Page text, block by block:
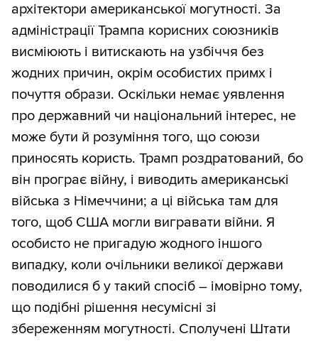
архітектори американської могутності. За
адміністрації Трампа корисних союзників
висміюють і витискають на узбіччя без
жодних причин, окрім особистих примх і
почуття образи. Оскільки немає уявлення
про державний чи національний інтерес, не
може бути й розуміння того, що союзи
приносять користь. Трамп роздратований, бо
він програє війну, і виводить американські
війська з Німеччини; а ці війська там для
того, щоб США могли вигравати війни. Я
особисто не пригадую жодного іншого
випадку, коли очільники великої держави
поводилися б у такий спосіб – імовірно тому,
що подібні рішення несумісні зі
збереженням могутності. Сполучені Штати